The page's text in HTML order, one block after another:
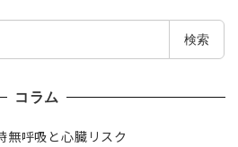
検索
コラム
無呼吸と心臓リスク